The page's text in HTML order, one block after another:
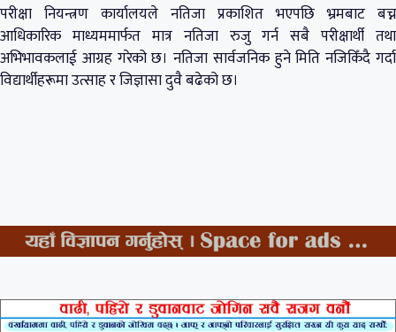
परीक्षा नियन्त्रण कार्यालयले नतिजा प्रकाशित भएपछि भ्रमबाट बच्न
आधिकारिक माध्यममार्फत मात्र नतिजा रुजु गर्न सबै परीक्षार्थी तथा
अभिभावकलाई आग्रह गरेको छ। नतिजा सार्वजनिक हुने मिति नजिकिँदै गर्दा
विद्यार्थीहरूमा उत्साह र जिज्ञासा दुवै बढेको छ।